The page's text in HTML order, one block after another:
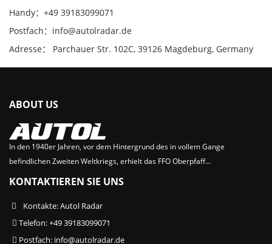
Handy：+49 39183099071
Postfach：info@autolradar.de
Adresse： Parchauer Str. 102C, 39126 Magdeburg, Germany
ABOUT US
In den 1940er Jahren, vor dem Hintergrund des in vollem Gange
befindlichen Zweiten Weltkriegs, erhielt das FFO Oberpfaff...
KONTAKTIEREN SIE UNS
Kontakte: Autol Radar
Telefon: +49 39183099071
Postfach: info@autolradar.de